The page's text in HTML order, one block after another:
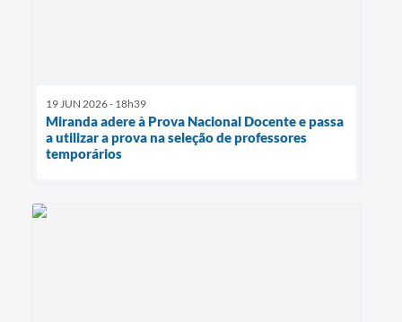
19 JUN 2026 - 18h39
Miranda adere à Prova Nacional Docente e passa
a utilizar a prova na seleção de professores
temporários